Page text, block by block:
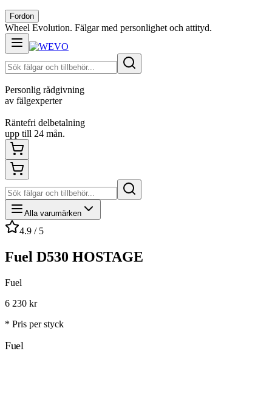
Fordon
Wheel Evolution. Fälgar med personlighet och attityd.
Personlig rådgivning
av fälgexperter
Räntefri delbetalning
upp till 24 mån.
Alla varumärken
4.9 / 5
Fuel D530 HOSTAGE
Fuel
6 230 kr
* Pris per styck
Fuel